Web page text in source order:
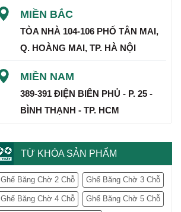
MIỀN BẮC
TÒA NHÀ 104-106 PHỐ TÂN MAI,
Q. HOÀNG MAI, TP. HÀ NỘI
MIỀN NAM
389-391 ĐIỆN BIÊN PHỦ - P. 25 -
BÌNH THẠNH - TP. HCM
TỪ KHÓA SẢN PHẨM
Ghế Băng Chờ 2 Chỗ Ghế Băng Chờ 3 Chỗ
Ghế Băng Chờ 4 Chỗ Ghế Băng Chờ 5 Chỗ